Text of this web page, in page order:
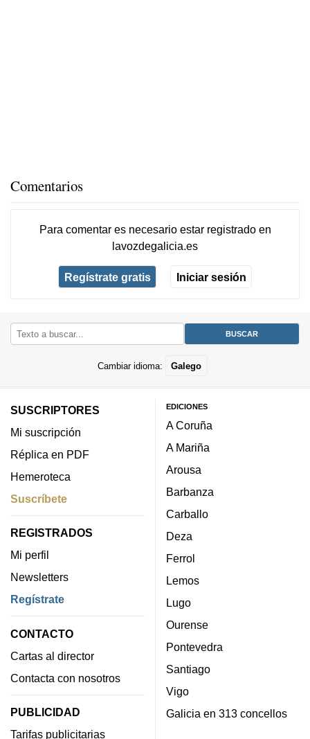
Comentarios
Para comentar es necesario estar registradoen
lavozdegalicia.es
Regístrate gratis Iniciar sesión
Cambiar idioma: Galego
SUSCRIPTORES
Mi suscripción
Réplica en PDF
Hemeroteca
Suscríbete
REGISTRADOS
Mi perfil
Newsletters
Regístrate
CONTACTO
Cartas al director
Contacta con nosotros
PUBLICIDAD
Tarifas publicitarias
EDICIONES
A Coruña
A Mariña
Arousa
Barbanza
Carballo
Deza
Ferrol
Lemos
Lugo
Ourense
Pontevedra
Santiago
Vigo
Galicia en 313 concellos